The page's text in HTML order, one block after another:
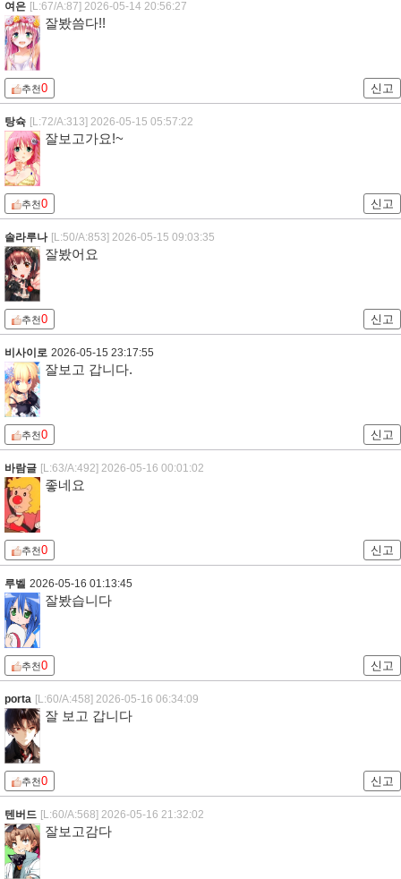
여은 [L:67/A:87] 2026-05-14 20:56:27
잘봤씀다!!
추천0 신고
탕슉 [L:72/A:313] 2026-05-15 05:57:22
잘보고가요!~
추천0 신고
솔라루나 [L:50/A:853] 2026-05-15 09:03:35
잘봤어요
추천0 신고
비사이로 2026-05-15 23:17:55
잘보고 갑니다.
추천0 신고
바람글 [L:63/A:492] 2026-05-16 00:01:02
좋네요
추천0 신고
루벨 2026-05-16 01:13:45
잘봤습니다
추천0 신고
porta [L:60/A:458] 2026-05-16 06:34:09
잘 보고 갑니다
추천0 신고
텐버드 [L:60/A:568] 2026-05-16 21:32:02
잘보고감다